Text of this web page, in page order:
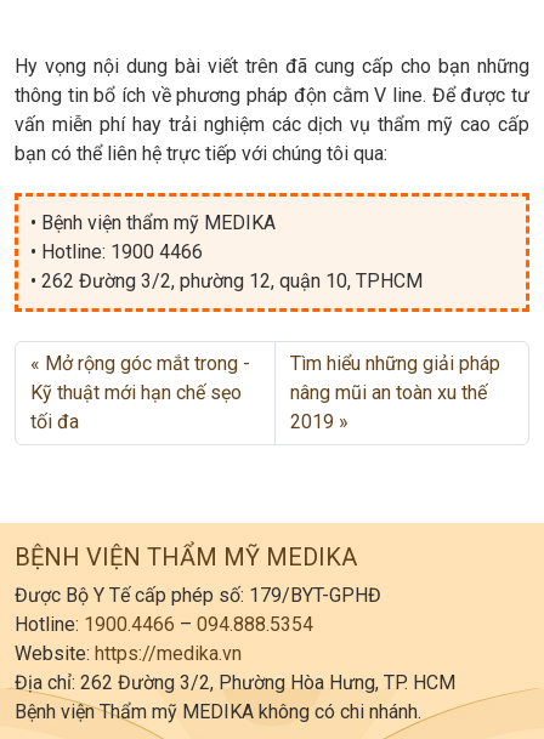
Hy vọng nội dung bài viết trên đã cung cấp cho bạn những
thông tin bổ ích về phương pháp độn cằm V line. Để được tư
vấn miễn phí hay trải nghiệm các dịch vụ thẩm mỹ cao cấp
bạn có thể liên hệ trực tiếp với chúng tôi qua:
• Bệnh viện thẩm mỹ MEDIKA
• Hotline: 1900 4466
• 262 Đường 3/2, phường 12, quận 10, TPHCM
Mở rộng góc mắt trong -
Kỹ thuật mới hạn chế sẹo
tối đa
Tìm hiểu những giải pháp
nâng mũi an toàn xu thế
2019
BỆNH VIỆN THẨM MỸ MEDIKA
Được Bộ Y Tế cấp phép số: 179/BYT-GPHĐ
Hotline: 1900.4466 – 094.888.5354
Website: https://medika.vn
Địa chỉ: 262 Đường 3/2, Phường Hòa Hưng, TP. HCM
Bệnh viện Thẩm mỹ MEDIKA không có chi nhánh.